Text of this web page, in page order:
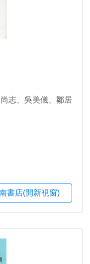
志、吳美儀、鄒居
書店(開新視窗)